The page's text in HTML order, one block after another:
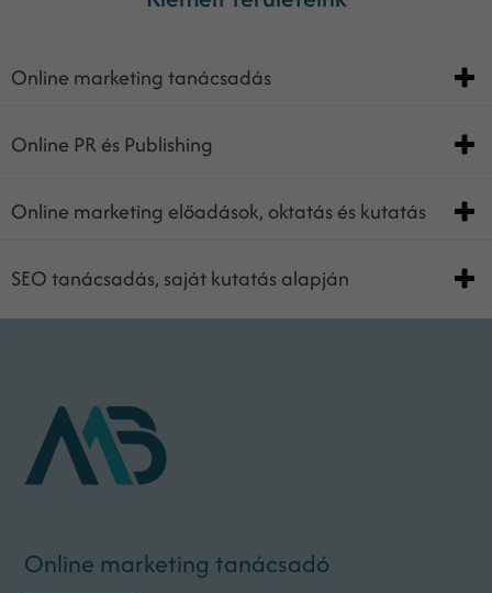
Online marketing tanácsadás
Online PR és Publishing
Online marketing előadások, oktatás és kutatás
SEO tanácsadás, saját kutatás alapján
Online marketing tanácsadó